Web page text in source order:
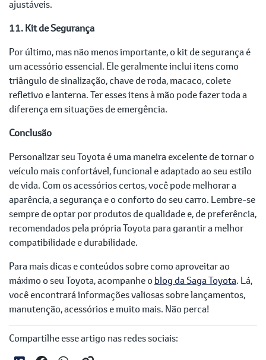
ajustáveis.
11. Kit de Segurança
Por último, mas não menos importante, o kit de segurança é
um acessório essencial. Ele geralmente inclui itens como
triângulo de sinalização, chave de roda, macaco, colete
refletivo e lanterna. Ter esses itens à mão pode fazer toda a
diferença em situações de emergência.
Conclusão
Personalizar seu Toyota é uma maneira excelente de tornar o
veículo mais confortável, funcional e adaptado ao seu estilo
de vida. Com os acessórios certos, você pode melhorar a
aparência, a segurança e o conforto do seu carro. Lembre-se
sempre de optar por produtos de qualidade e, de preferência,
recomendados pela própria Toyota para garantir a melhor
compatibilidade e durabilidade.
Para mais dicas e conteúdos sobre como aproveitar ao
máximo o seu Toyota, acompanhe o blog da Saga Toyota. Lá,
você encontrará informações valiosas sobre lançamentos,
manutenção, acessórios e muito mais. Não perca!
Compartilhe esse artigo nas redes sociais: